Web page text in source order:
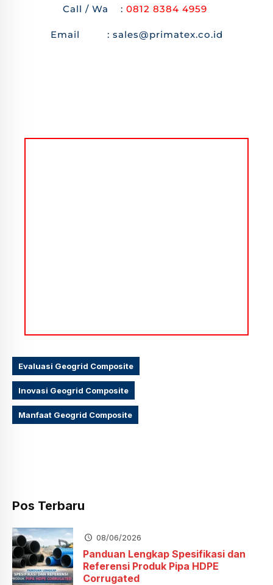
Call / Wa : 0812 8384 4959
Email : sales@primatex.co.id
Evaluasi Geogrid Composite
Inovasi Geogrid Composite
Manfaat Geogrid Composite
Pos Terbaru
08/06/2026
Panduan Lengkap Spesifikasi dan
Referensi Produk Pipa HDPE
Corrugated